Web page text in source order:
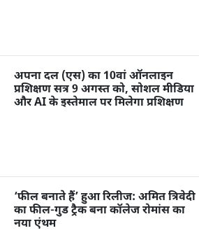
अपना दल (एस) का 10वां ऑनलाइन
प्रशिक्षण सत्र 9 अगस्त को, सोशल मीडिया
और AI के इस्तेमाल पर मिलेगा प्रशिक्षण
‘फील बनाते हैं’ हुआ रिलीज: अमित त्रिवेदी
का फील-गुड ट्रैक बना कॉलेज रोमांस का
नया एंथम